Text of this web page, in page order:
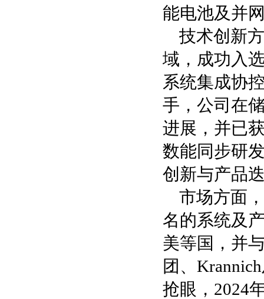
能电池及并
技术创新
域，成功入
系统集成协
手，公司在
进展，并已
数能同步研
创新与产品
市场方面
名的系统及
美等国，并
团、
抢眼，2024